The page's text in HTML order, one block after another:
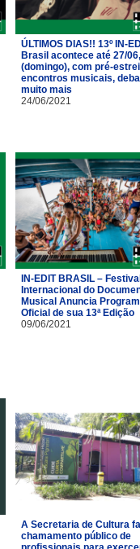
ÚLTIMOS DIAS!! 13º IN-
Brasil acontece até 27/06,
(domingo), com pré-
encontros musicais,
muito mais
24/06/2021
IN-EDIT BRASIL –
Internacional do
Musical Anuncia
Oficial de sua 13ª Edição
09/06/2021
A Secretaria de Cultura
chamamento público de